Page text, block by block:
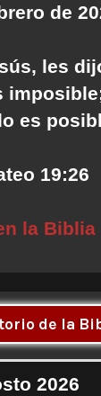
de
les
es
19:26
la Biblia
de la
2026